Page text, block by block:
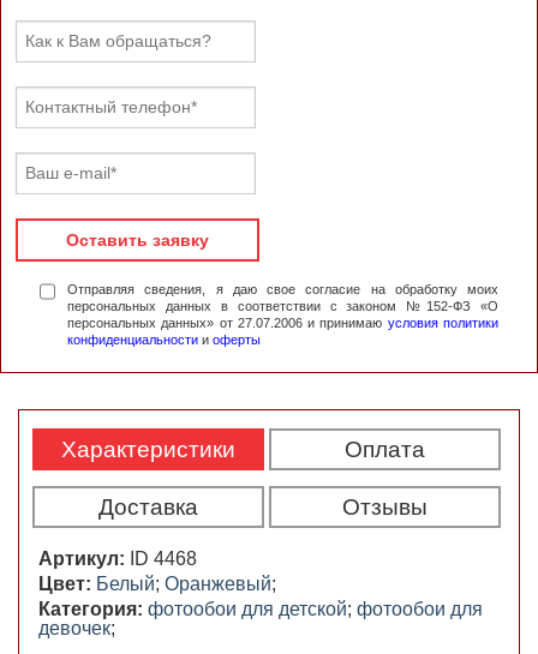
Оставить заявку
Отправляя сведения, я даю свое согласие на обработку моих
персональных данных в соответствии с законом №152-ФЗ «О
персональных данных» от 27.07.2006 и принимаю условия политики
конфиденциальности и оферты
Характеристики Оплата
Доставка Отзывы
Артикул:
ID 4468
Цвет: Белый; Оранжевый;
Категория: фотообои для детской; фотообои для
девочек;